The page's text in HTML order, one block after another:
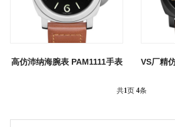
高仿沛纳海腕表 PAM1111手表
共1页4条